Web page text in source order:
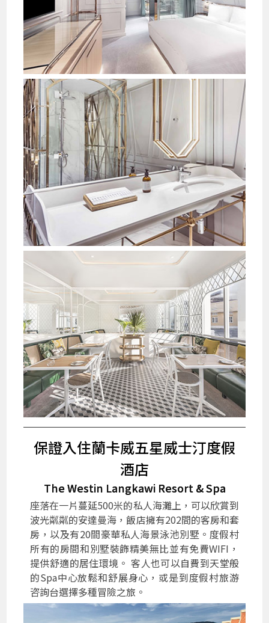
保證入住蘭卡威五星威士汀度假
酒店
The Westin Langkawi Resort & Spa
座落在一片蔓延500米的私人海灘上，可以欣賞到
波光粼粼的安達曼海，飯店擁有202間的客房和套
房，以及有20間豪華私人海景泳池別墅。度假村
所有的房間和別墅裝飾精美無比並有免費WIFI，
提供舒適的居住環境。 客人也可以自費到天堂般
的Spa中心放鬆和舒展身心，或是到度假村旅游
咨詢台選擇多種冒險之旅。